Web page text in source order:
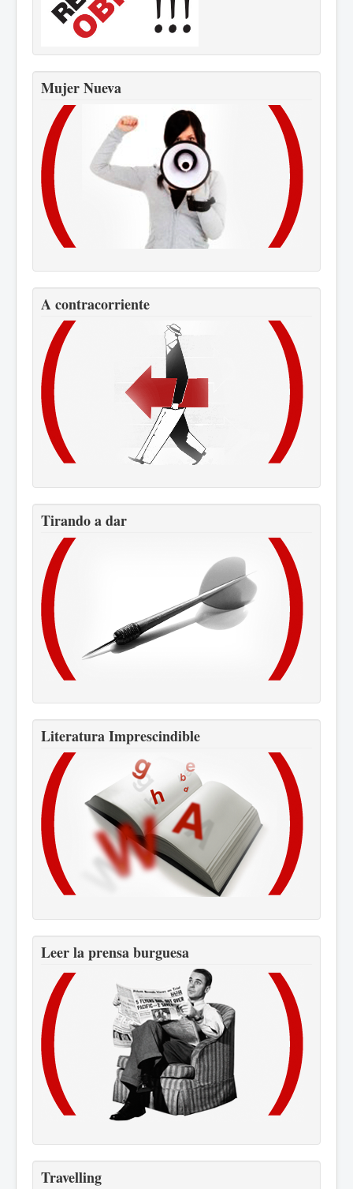
Mujer Nueva
A contracorriente
Tirando a dar
Literatura Imprescindible
Leer la prensa burguesa
Travelling